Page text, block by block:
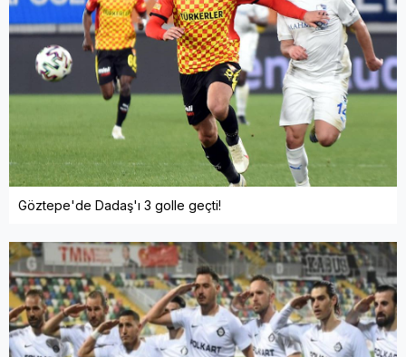
Göztepe'de Dadaş'ı 3 golle geçti!